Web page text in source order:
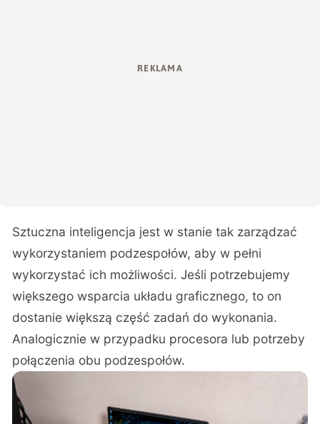
Sztuczna inteligencja jest w stanie tak zarządzać
wykorzystaniem podzespołów, aby w pełni
wykorzystać ich możliwości. Jeśli potrzebujemy
większego wsparcia układu graficznego, to on
dostanie większą część zadań do wykonania.
Analogicznie w przypadku procesora lub potrzeby
połączenia obu podzespołów.